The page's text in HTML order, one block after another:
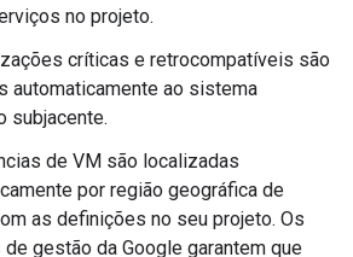
no projeto.
críticas e retrocompatíveis são
automaticamente ao sistema
subjacente.
de VM são localizadas
por região geográfica de
as definições no seu projeto. Os
gestão da Google garantem que